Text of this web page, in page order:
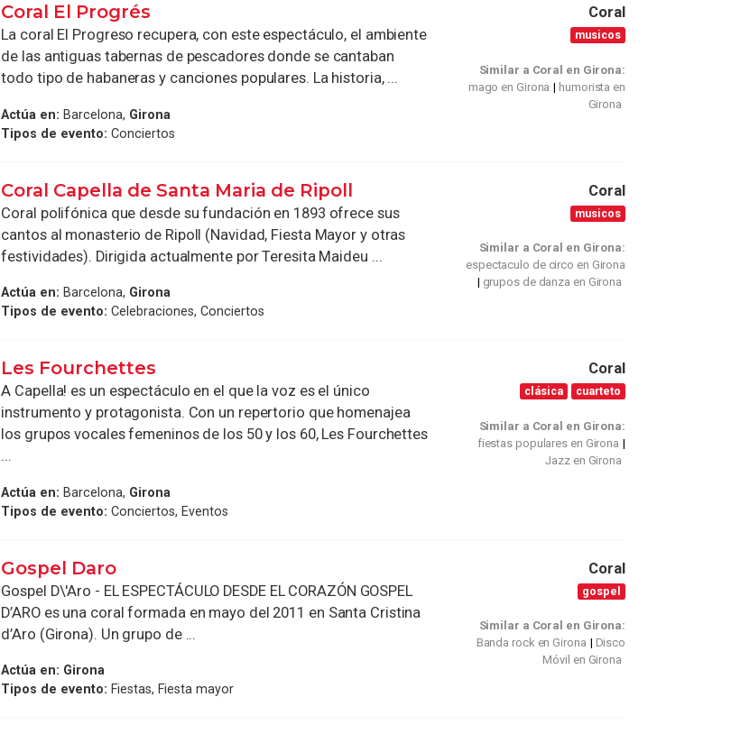
Coral El Progrés
La coral El Progreso recupera, con este espectáculo, el ambiente
de las antiguas tabernas de pescadores donde se cantaban
todo tipo de habaneras y canciones populares. La historia, ...
Actúa en: Barcelona, Girona
Tipos de evento: Conciertos
Coral
musicos
Similar a Coral en Girona:
mago en Girona
humorista en
Girona
Coral Capella de Santa Maria de Ripoll
Coral polifónica que desde su fundación en 1893 ofrece sus
cantos al monasterio de Ripoll (Navidad, Fiesta Mayor y otras
festividades). Dirigida actualmente por Teresita Maideu ...
Actúa en: Barcelona, Girona
Tipos de evento: Celebraciones, Conciertos
Coral
musicos
Similar a Coral en Girona:
espectaculo de circo en Girona
grupos de danza en Girona
Les Fourchettes
A Capella! es un espectáculo en el que la voz es el único
instrumento y protagonista. Con un repertorio que homenajea
los grupos vocales femeninos de los 50 y los 60, Les Fourchettes
...
Actúa en: Barcelona, Girona
Tipos de evento: Conciertos, Eventos
Coral
clásica cuarteto
Similar a Coral en Girona:
fiestas populares en Girona
Jazz en Girona
Gospel Daro
Gospel D\'Aro - EL ESPECTÁCULO DESDE EL CORAZÓN GOSPEL
D’ARO es una coral formada en mayo del 2011 en Santa Cristina
d’Aro (Girona). Un grupo de ...
Actúa en: Girona
Tipos de evento: Fiestas, Fiesta mayor
Coral
gospel
Similar a Coral en Girona:
Banda rock en Girona
Disco
Móvil en Girona